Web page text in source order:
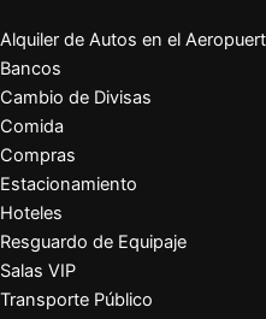
Alquiler de Autos en el
Bancos
Cambio de Divisas
Comida
Compras
Estacionamiento
Hoteles
Resguardo de Equipaje
Salas VIP
Transporte Público